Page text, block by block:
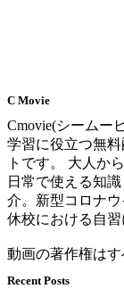
C Movie
Cmovie(シームー
学習に役立つ無
トです。 大人か
日常で使える知
介。新型コロナ
休校における自習
動画の著作権はす
Recent Posts